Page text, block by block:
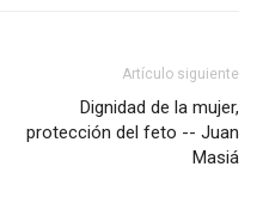
Artículo siguiente
Dignidad de la mujer,
protección del feto -- Juan
Masiá